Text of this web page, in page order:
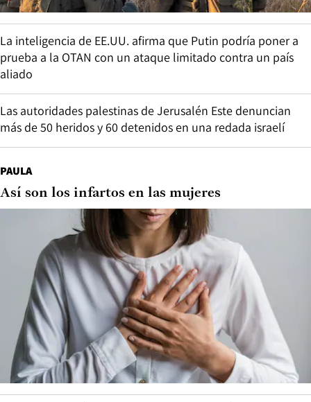
La inteligencia de EE.UU. afirma que Putin podría poner a
prueba a la OTAN con un ataque limitado contra un país
aliado
Las autoridades palestinas de Jerusalén Este denuncian
más de 50 heridos y 60 detenidos en una redada israelí
PAULA
Así son los infartos en las mujeres